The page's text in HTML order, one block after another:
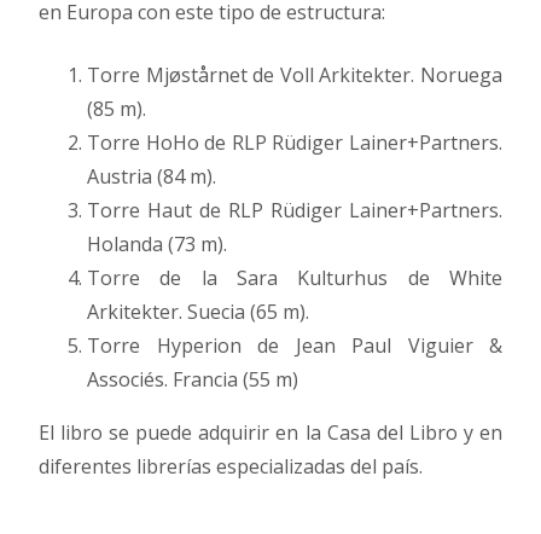
en Europa con este tipo de estructura:
Torre Mjøstårnet de Voll Arkitekter. Noruega
(85 m).
Torre HoHo de RLP Rüdiger Lainer+Partners.
Austria (84 m).
Torre Haut de RLP Rüdiger Lainer+Partners.
Holanda (73 m).
Torre de la Sara Kulturhus de White
Arkitekter. Suecia (65 m).
Torre Hyperion de Jean Paul Viguier &
Associés. Francia (55 m)
El libro se puede adquirir en la Casa del Libro y en
diferentes librerías especializadas del país.